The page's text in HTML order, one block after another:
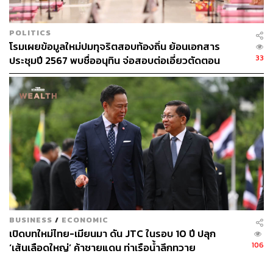
ลลิดากล่าวว่า รัฐบาลให้ความสำคัญกับการรับมือการ
เปลี่ยนแปลงสภาพภูมิอากาศในทุกมิติ ทั้งด้านสิ่งแวดล้อม
เศรษฐกิจ และคุณภาพชีวิตของประชาชน พร้อมเดินหน้า
ประสานความร่วมมือกับประชาคมโลก เพื่อให้ประเทศไทย
สามารถเข้าถึงแหล่งทุน เทคโนโลยี และองค์ความรู้ที่จำเป็น
ต่อการพัฒนาประเทศอย่างยั่งยืน และสร้างภูมิคุ้มกันให้กับ
ประชาชนในระยะยาวต่อไป
TAGS: นายกรัฐมนตรี
สำนักนายกรัฐมนตรี
กระทรวงทรัพยากรธรรมชาติและสิ่งแวดล้อม
คณะรัฐมนตรี
อนุทิน ชาญวีรกูล
กรมการเปลี่ยนแปลงสภาพภูมิอากาศและสิ่งแวดล้อม
POLITICS
โรมเผยข้อมูลใหม่ปมทุจริตสอบท้องถิ่น ย้อนเอกสาร
ประชุมปี 2567 พบชื่ออนุทิน จ่อสอบต่อเอี่ยวตัดตอน
ม.บูรพา หรือไม่
33
BUSINESS / ECONOMIC
เปิดบทใหม่ไทย-เมียนมา ดัน JTC ในรอบ 10 ปี ปลุก
‘เส้นเลือดใหญ่’ ค้าชายแดน ท่าเรือน้ำลึกทวาย
106